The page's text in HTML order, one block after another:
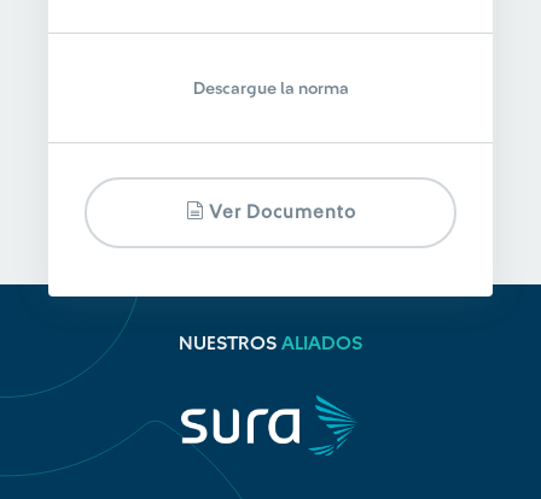
Descargue la norma
Ver Documento
NUESTROS ALIADOS